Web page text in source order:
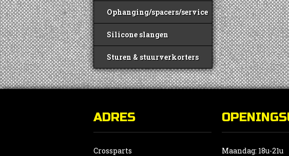
Ophanging/spacers/service
Silicone slangen
Sturen & stuurverkorters
ADRES
Crossparts
Maandag: 18u-21u